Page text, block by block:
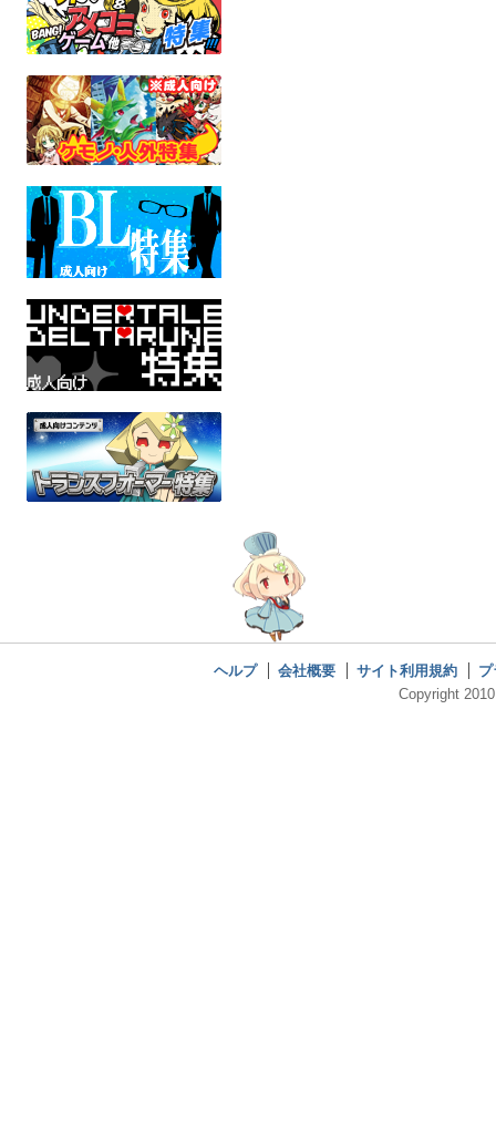
ヘルプ 会社概要 サイト利用規約
Copyright